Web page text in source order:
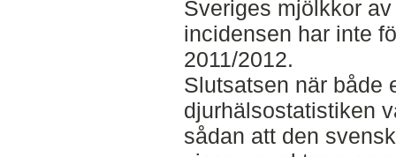
Sveriges mjölkkor
incidensen har inte
2011/2012.
Slutsatsen när både
djurhälsostatistiken
sådan att den